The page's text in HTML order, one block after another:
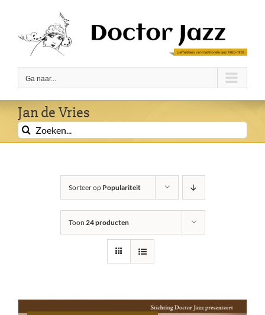
inhoud
Ga naar...
Jan de Vries
Zoeken
naar:
Sorteer op Populariteit
Toon 24 producten